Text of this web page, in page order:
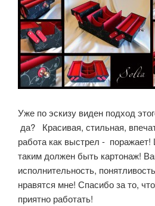
Уже по эскизу виден подход
да? Красивая, стильная,
работа как выстрел -
таким должен быть картонаж!
исполнительность,
нравятся мне! Спасибо за то,
приятно работать!